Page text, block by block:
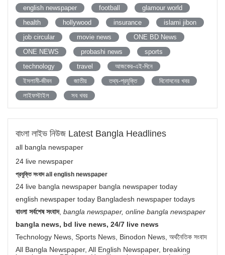
english newspaper
football
glamour world
health
hollywood insurance
islami jibon
job circular
movie news
ONE BD News
ONE NEWS
probashi news
sports
technology
travel
আজকের-এই-দিনে
ইসলামী-জীবন
জাতীয় তথ্য-প্রযুক্তি
বিনোদনের খবর
লাইফস্টাইল
সব খবর
বাংলা লাইভ নিউজ Latest Bangla Headlines
all bangla newspaper
24 live newspaper
প্রযুক্তি সংবাদ all english newspaper
24 live bangla newspaper bangla newspaper today
english newspaper today Bangladesh newspaper todays
বাংলা সর্বশেষ সংবাদ, bangla newspaper, online bangla newspaper
bangla news, bd live news, 24/7 live news
Technology News, Sports News, Binodon News, অর্থনৈতিক সংবাদ
All Bangla Newspaper, All English Newspaper, breaking